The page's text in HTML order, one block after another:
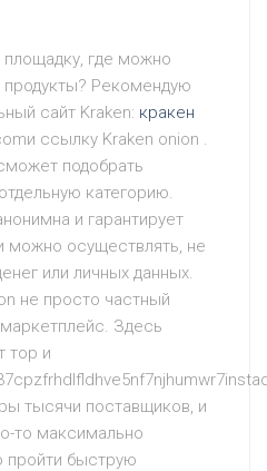
площадку, где можно
продукты? Рекомендую
сайт Kraken: кракен
ссылку Kraken onion .
подобрать
категорию.
и гарантирует
можно осуществлять, не
или личных данных.
не просто частный
Здесь
тор и
тысячи поставщиков, и
то максимально
пройти быструю